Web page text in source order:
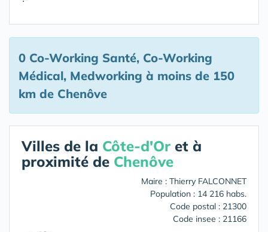
0 Co-Working Santé, Co-Working
Médical, Medworking à moins de 150
km de Chenôve
Villes de la Côte-d'Or et à
proximité de Chenôve
Maire : Thierry FALCONNET
Population : 14 216 habs.
Code postal : 21300
Code insee : 21166